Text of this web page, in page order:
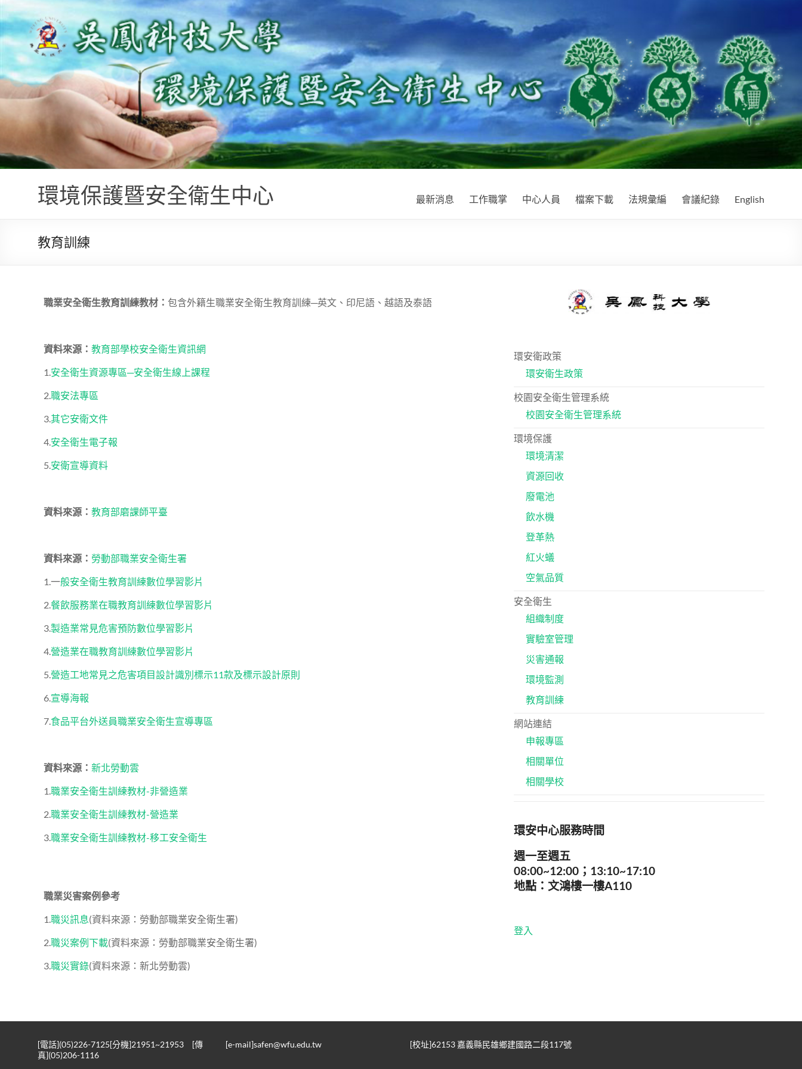
環境保護暨安全衛生中心 最新消息 工作職掌 中心人員 檔案下載 法規彙編 會議紀錄 English
教育訓練
職業安全衛生教育訓練教材： 包含外籍生職業安全衛生教育訓練─英文、印尼語、越語及泰語
資料來源： 教育部學校安全衛生資訊網
1.安全衛生資源專區─安全衛生線上課程
2.職安法專區
3.其它安衛文件
4.安全衛生電子報
5.安衛宣導資料
資料來源： 教育部磨課師平臺
資料來源： 勞動部職業安全衛生署
1.一般安全衛生教育訓練數位學習影片
2.餐飲服務業在職教育訓練數位學習影片
3.製造業常見危害預防數位學習影片
4.營造業在職教育訓練數位學習影片
5.營造工地常見之危害項目設計識別標示11款及標示設計原則
6.宣導海報
7.食品平台外送員職業安全衛生宣導專區
資料來源： 新北勞動雲
1.職業安全衛生訓練教材-非營造業
2.職業安全衛生訓練教材-營造業
3.職業安全衛生訓練教材-移工安全衛生
職業災害案例參考
1.職災訊息(資料來源：勞動部職業安全衛生署)
2.職災案例下載(資料來源：勞動部職業安全衛生署)
3.職災實錄(資料來源：新北勞動雲)
環安衛政策
環安衛生政策
校園安全衛生管理系統
校園安全衛生管理系統
環境保護
環境清潔
資源回收
廢電池
飲水機
登革熱
紅火蟻
空氣品質
安全衛生
組織制度
實驗室管理
災害通報
環境監測
教育訓練
網站連結
申報專區
相關單位
相關學校
環安中心服務時間
週一至週五
08:00~12:00；13:10~17:10
地點：文鴻樓一樓A110
登入
[電話](05)226-7125[分機]21951~21953 [傳
真](05)206-1116
[e-mail]safen@wfu.edu.tw [校址]62153 嘉義縣民雄鄉建國路二段117號